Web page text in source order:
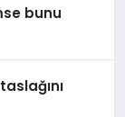
bunu